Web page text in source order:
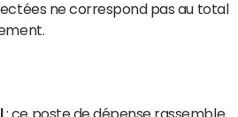
ne correspond pas au total
: ce poste de dépense rassemble